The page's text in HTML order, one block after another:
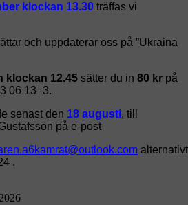
klockan 13.30 träffas vi
och uppdaterar oss på ”Ukraina
klockan 12.45 sätter du in 80 kr på
06 13–3.
senast den 18 augusti, till
på e-post
.